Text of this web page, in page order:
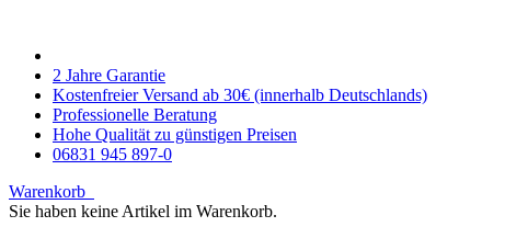
2 Jahre Garantie
Kostenfreier Versand ab 30€ (innerhalb Deutschlands)
Professionelle Beratung
Hohe Qualität zu günstigen Preisen
06831 945 897-0
Warenkorb
Sie haben keine Artikel im Warenkorb.